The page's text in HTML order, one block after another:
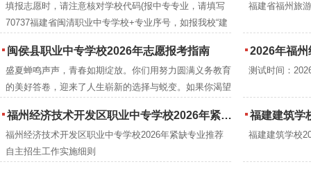
填报志愿时，请注意核对学校代码(报中专专业，请填写
70737福建省闽清职业中专学校+专业序号，如报我校“建
大专专业，请填写与我校联办的高校学校代码及学校+我
校的联办的专业对应的专业序号(代码)及名称。
福建省福州旅
闽侯县职业中专学校2026年志愿报考指南
盛夏蝉鸣声声，青春如期绽放。你们用努力圆满义务教育
的美好答卷，迎来了人生崭新的选择与蜕变。如果你渴望
校，便是你的理想之选、圆梦之地。
2026年福州经济
测试时间：
福州经济技术开发区职业中专学校2026年紧缺专业推荐自主招生工作实施细则
福州经济技术开发区职业中专学校2026年紧缺专业推荐
自主招生工作实施细则
福建建筑学
福建建筑学校